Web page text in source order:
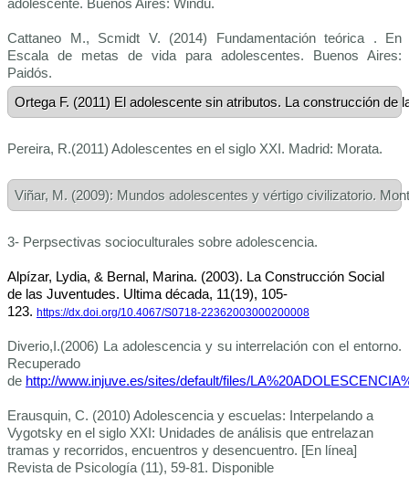
adolescente. Buenos Aires: Windú.
Cattaneo M., Scmidt V. (2014) Fundamentación teórica . En
Escala de metas de vida para adolescentes. Buenos Aires:
Paidós.
Ortega F. (2011) El adolescente sin atributos. La construcción
Pereira, R.(2011) Adolescentes en el siglo XXI. Madrid: Morata.
Viñar, M. (2009): Mundos adolescentes y vértigo civilizatorio.
3- Perpsectivas socioculturales sobre adolescencia.
Alpízar, Lydia, & Bernal, Marina. (2003). La Construcción Social
de las Juventudes. Ultima década, 11(19), 105-
123. https://dx.doi.org/10.4067/S0718-22362003000200008
Diverio,I.(2006) La adolescencia y su interrelación con el entorno.
Recuperado
de http://www.injuve.es/sites/default/files/
Erausquin, C. (2010) Adolescencia y escuelas: Interpelando a
Vygotsky en el siglo XXI: Unidades de análisis que entrelazan
tramas y recorridos, encuentros y desencuentro. [En línea]
Revista de Psicología (11), 59-81. Disponible